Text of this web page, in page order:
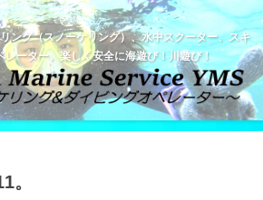
ング（スノーケリング）、水中スクーター、スキ
レーター。楽しく安全に海遊び！川遊び！
。